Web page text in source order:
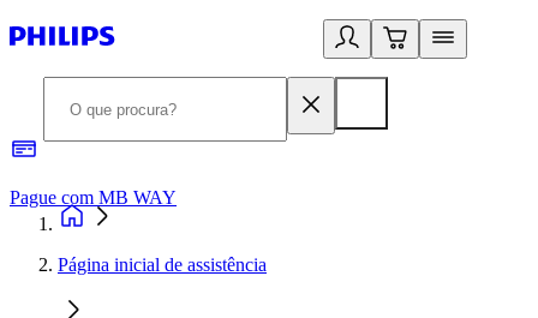
Pague com MB WAY
Página inicial de assistência